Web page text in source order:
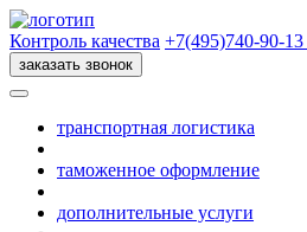
Контроль качества +7(495)740-90-13
заказать звонок
транспортная логистика
таможенное оформление
дополнительные услуги